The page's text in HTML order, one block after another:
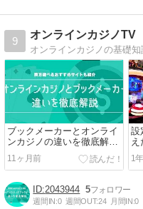
9
オンラインカジノTV
ブックメーカーとオンライ
ンカジノの違いを徹底解説
｜初心者におすすめはどっ
ち？
11ヶ月前
設
え
1
2043944 5
週間IN:0 週間OUT:24 月間IN:0